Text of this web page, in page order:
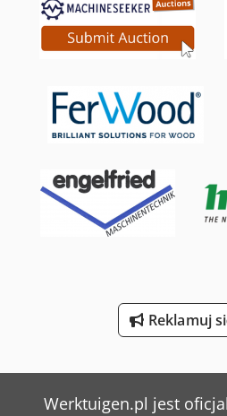
Linde L 14
Mark Sprężarki
Mercedes-Benz V
Rudnick & Enners
Sennebogen 818 E
Weinbrenner Tsv 6/3050
Reklamuj
Werktuigen.pl jest